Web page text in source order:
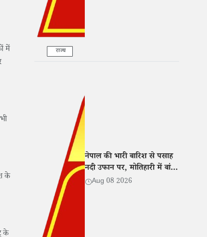
में
के
के
राज्य
नेपाल की भारी बारिश से पसाह
नदी उफान पर, मोतिहारी में बांध
टूटाAug 08 2026